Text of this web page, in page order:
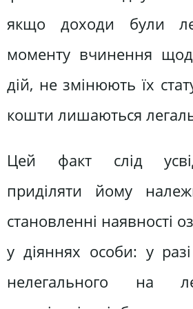
якщо доходи були
моменту вчинення
дій, не змінюють їх
кошти лишаються
Цей факт слід
приділяти йому
становленні наявності
у діяннях особи: у
нелегального на